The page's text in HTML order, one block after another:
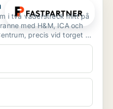
i två väderstreck mitt på
med H&M, ICA och
precis vid torget ...